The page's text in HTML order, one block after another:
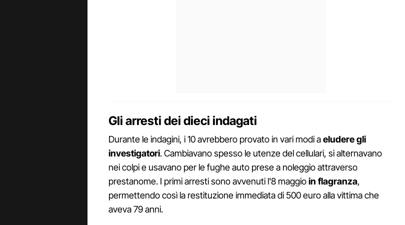
Gli arresti dei dieci indagati
Durante le indagini, i 10 avrebbero provato in vari modi aeludere gli
investigatori. Cambiavano spesso le utenze del cellulari, si alternavano
nei colpi e usavano per le fughe auto prese a noleggio attraverso
prestanome. I primi arresti sono avvenuti l'8 maggioin flagranza,
permettendo così la restituzione immediata di 500 euro alla vittima che
aveva 79 anni.